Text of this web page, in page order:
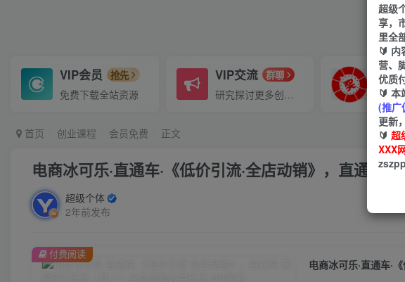
VIP会员 抢先
免费下载全站资源
VIP交流 群聊
研究探讨更多创业项目路子。 会员
首页 创业课程 会员免费 正文
电商冰可乐·直通车·《低价引流·全店动销》，直通车
超级个体
2年前发布
付费阅读
超级
享，
里全
🔰 内
营、
优质
🔰 本
(推广
更新
🔰 超
XXX